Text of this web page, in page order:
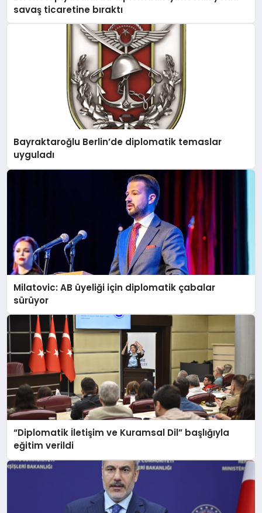
SPOR
savaş ticaretine bıraktı
Bayraktaroğlu Berlin’de diplomatik temaslar
uyguladı
Milatovic: AB üyeliği için diplomatik çabalar
sürüyor
“Diplomatik İletişim ve Kuramsal Dil” başlığıyla
eğitim verildi